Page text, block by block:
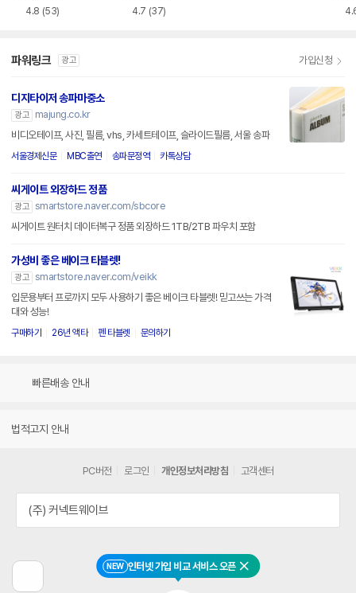
NEW 인터넷 가입 비교 서비스 오픈 닫기
4.8 (53) 4.7 (37)
파워링크 광고 가입신청
디지타이저 송파마중소
광고
majung.co.kr
비디오테이프, 사진, 필름, vhs, 카세트테이프, 슬라이드필름, 서울 송파
서울경제신문 MBC출연 송파문정역 카톡상담
씨게이트 외장하드 정품
광고 smartstore.naver.com/sbcore
씨게이트 원터치 데이터복구 정품 외장하드 1TB/2TB 파우치 포함
가성비 좋은 베이크 타블렛!
광고 smartstore.naver.com/veikk
입문용부터 프로까지 모두 사용하기 좋은 베이크 타블렛! 믿고쓰는 가격
대와 성능!
구매하기 26년 액타 펜 타블렛 문의하기
빠른배송 안내
법적고지 안내
PC버전 로그인 개인정보처리방침 고객센터
(주) 커넥트웨이브